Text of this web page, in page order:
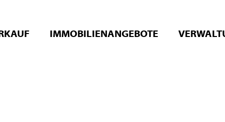
IMMOBILIENANGEBOTE